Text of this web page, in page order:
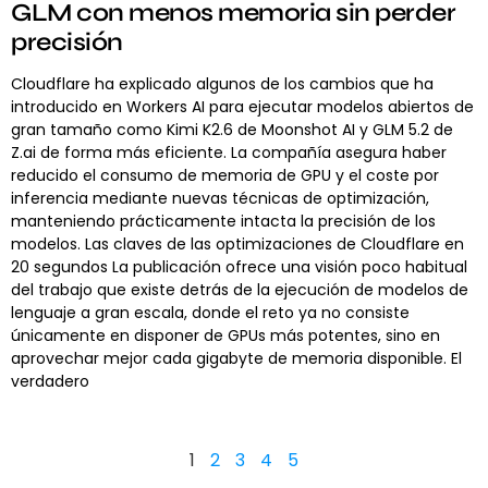
GLM con menos memoria sin perder
precisión
Cloudflare ha explicado algunos de los cambios que ha
introducido en Workers AI para ejecutar modelos abiertos de
gran tamaño como Kimi K2.6 de Moonshot AI y GLM 5.2 de
Z.ai de forma más eficiente. La compañía asegura haber
reducido el consumo de memoria de GPU y el coste por
inferencia mediante nuevas técnicas de optimización,
manteniendo prácticamente intacta la precisión de los
modelos. Las claves de las optimizaciones de Cloudflare en
20 segundos La publicación ofrece una visión poco habitual
del trabajo que existe detrás de la ejecución de modelos de
lenguaje a gran escala, donde el reto ya no consiste
únicamente en disponer de GPUs más potentes, sino en
aprovechar mejor cada gigabyte de memoria disponible. El
verdadero
1 2 3 4 5